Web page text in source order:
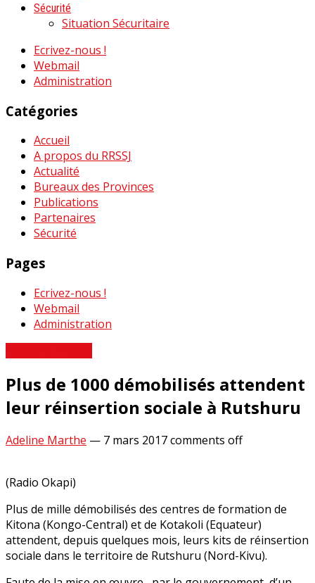
Sécurité
Situation Sécuritaire
Ecrivez-nous !
Webmail
Administration
Catégories
Accueil
A propos du RRSSJ
Actualité
Bureaux des Provinces
Publications
Partenaires
Sécurité
Pages
Ecrivez-nous !
Webmail
Administration
Plus de 1000 démobilisés attendent
leur réinsertion sociale à Rutshuru
Adeline Marthe — 7 mars 2017comments off
(Radio Okapi)
Plus de mille démobilisés des centres de formation de
Kitona (Kongo-Central) et de Kotakoli (Equateur)
attendent, depuis quelques mois, leurs kits de réinsertion
sociale dans le territoire de Rutshuru (Nord-Kivu).